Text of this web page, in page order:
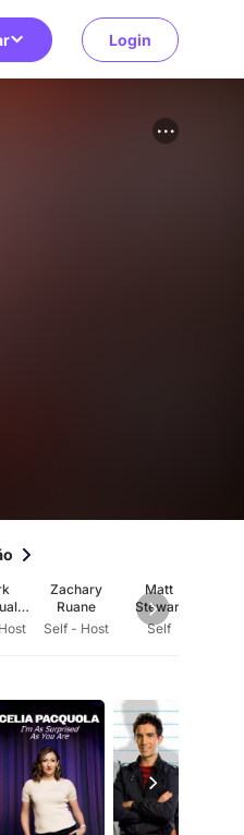
Login
Zachary
Ruane
Self - Host
Matt
Stewart
Self